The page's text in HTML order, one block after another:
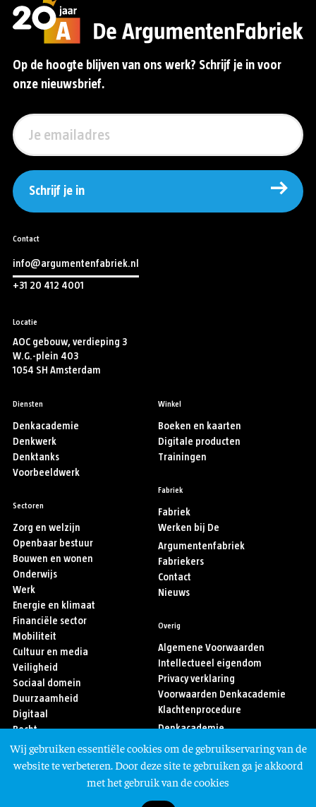
Op de hoogte blijven van ons werk? Schrijf je in voor
onze nieuwsbrief.
Schrijf je in
Contact
info@argumentenfabriek.nl
+31 20 412 4001
Locatie
AOC gebouw, verdieping 3
W.G.-plein 403
1054 SH Amsterdam
Diensten
Denkacademie
Denkwerk
Denktanks
Voorbeeldwerk
Sectoren
Zorg en welzijn
Openbaar bestuur
Bouwen en wonen
Onderwijs
Werk
Energie en klimaat
Financiële sector
Mobiliteit
Cultuur en media
Veiligheid
Sociaal domein
Duurzaamheid
Digitaal
Recht
Sport
Asiel en migratie
Winkel
Boeken en kaarten
Digitale producten
Trainingen
Fabriek
Fabriek
Werken bij De
Argumentenfabriek
Fabriekers
Contact
Nieuws
Overig
Algemene Voorwaarden
Intellectueel eigendom
Privacy verklaring
Voorwaarden Denkacademie
Klachtenprocedure
Denkacademie
Volg ons
Wij gebruiken essentiële cookies om de gebruikservaring van de
website te verbeteren. Door deze site te gebruiken ga je akkoord
met het gebruik van de cookies